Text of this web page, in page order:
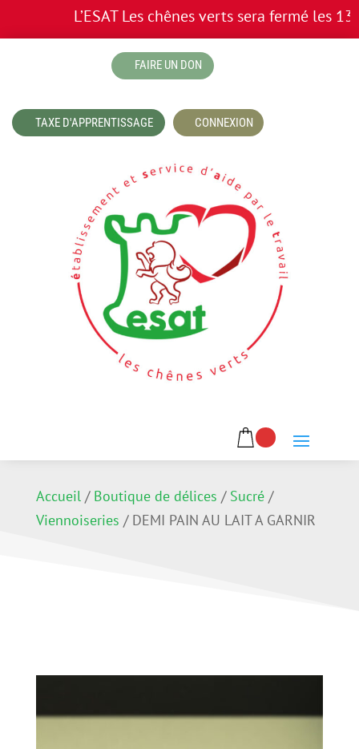
L’ESAT Les chênes verts sera fermé les
FAIRE UN DON
TAXE D'APPRENTISSAGE CONNEXION
Accueil/ Boutique de délices / Sucré/
Viennoiseries / DEMI PAIN AU LAIT A GARNIR